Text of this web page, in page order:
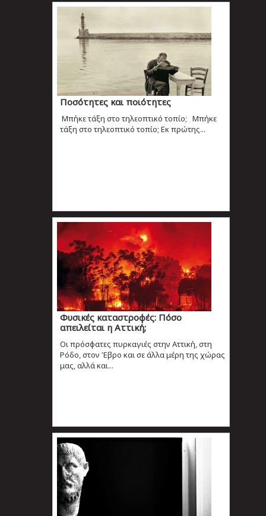
Ποσότητες και ποιότητες
Μπήκε τάξη στο τηλεοπτικό τοπίο; Μπήκε
τάξη στο τηλεοπτικό τοπίο; Εκ πρώτης...
Φυσικές καταστροφές: Πόσο
απειλείται η Αττική;
Οι πρόσφατες πυρκαγιές στην Αττική, στη
Ρόδο, στον Έβρο και σε άλλα μέρη της χώρας
μας, αλλά και...